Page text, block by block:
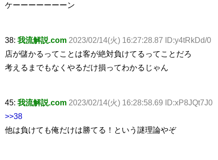
ケーーーーーーーン
38: 我流解説.com 2023/02/14(火) 16:27:28.87 ID:y4tRkDd/0
店が儲かるってことは客が絶対負けてるってことだろ
考えるまでもなくやるだけ損ってわかるじゃん
45: 我流解説.com 2023/02/14(火) 16:28:58.69 ID:xP8JQt7J0
>>38
他は負けても俺だけは勝てる！という謎理論やぞ